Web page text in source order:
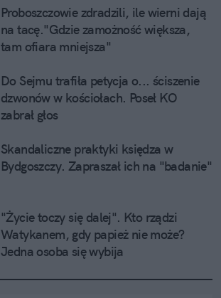
Proboszczowie zdradzili, ile wierni dają
na tacę."Gdzie zamożność większa,
tam ofiara mniejsza"
Do Sejmu trafiła petycja o... ściszenie
dzwonów w kościołach. Poseł KO
zabrał głos
Skandaliczne praktyki księdza w
Bydgoszczy. Zapraszał ich na "badanie"
"Życie toczy się dalej". Kto rządzi
Watykanem, gdy papież nie może?
Jedna osoba się wybija